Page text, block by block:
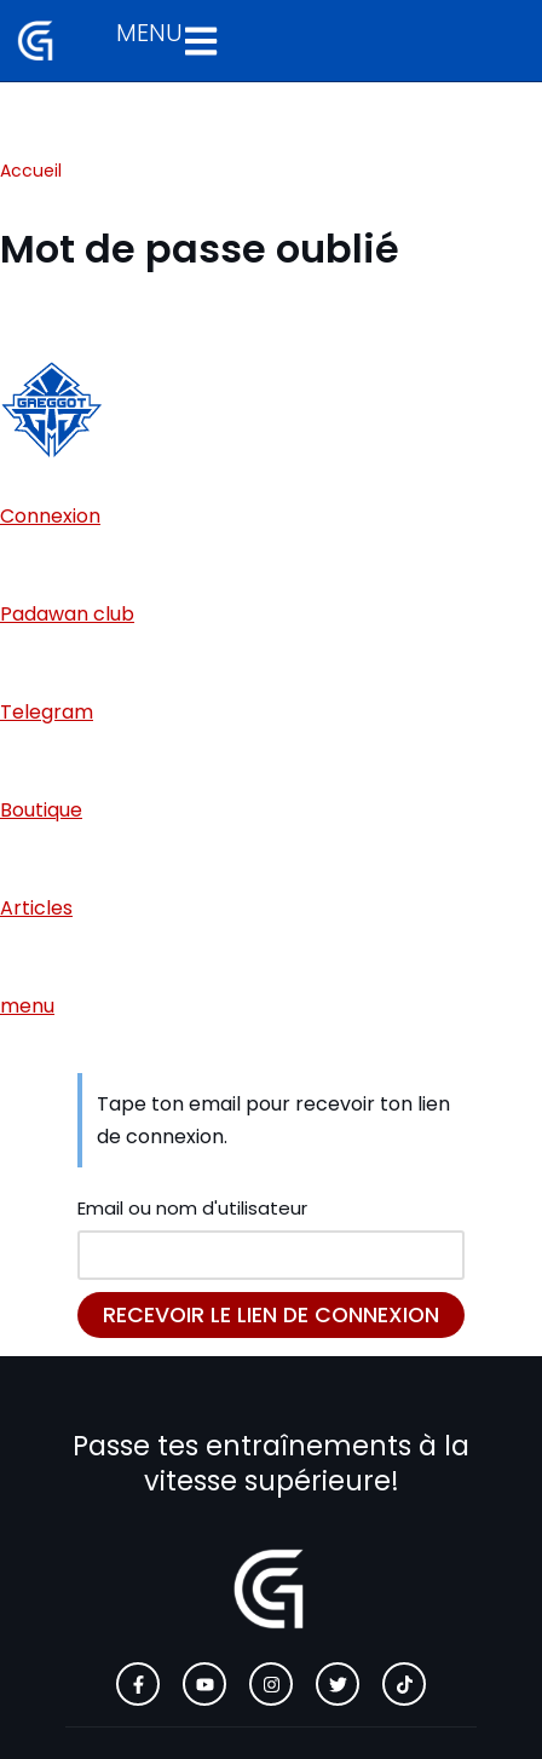
Aller
MENU
Accueil
Mot de passe oublié
Connexion
Padawan club
Telegram
Boutique
Articles
menu
Tape ton email pour recevoir ton lien
de connexion.
Email ou nom d'utilisateur
Passe tes entraînements à la
vitesse supérieure!